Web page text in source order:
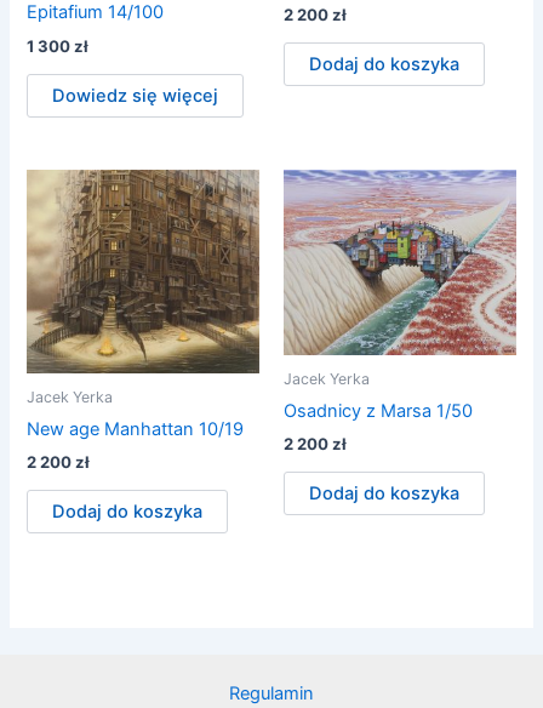
Epitafium 14/100
1 300zł
Dowiedz się więcej
2 200zł
Dodaj do koszyka
Jacek Yerka
New age Manhattan 10/19
2 200zł
Dodaj do koszyka
Jacek Yerka
Osadnicy z Marsa 1/50
2 200zł
Dodaj do koszyka
Regulamin